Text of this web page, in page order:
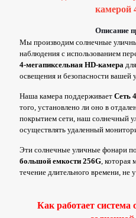
камерой
Описание
Мы производим солнечные
наблюдения с использованием
4-мегапиксельная HD-камера
освещения и безопасности
Наша камера поддерживает Сеть
того, установлено ли оно в
покрытием сети, наш солнечный
осуществлять удаленный
Эти солнечные уличные фонари
большой емкости 256G, которая
течение длительного времени, не
Как работает